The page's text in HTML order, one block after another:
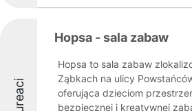
Hopsa - sala zabaw
Hopsa to sala zabaw
Ząbkach na ulicy
oferująca dzieciom
bezpiecznej i kreatywnej